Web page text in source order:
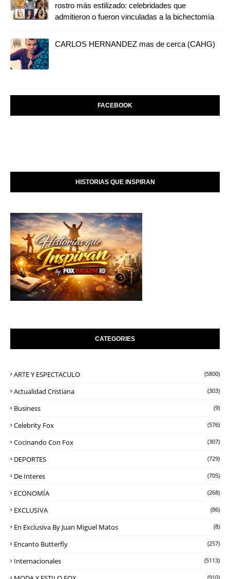
rostro más estilizado: celebridades que
admitieron o fueron vinculadas a la bichectomía
CARLOS HERNANDEZ mas de cerca (CAHG)
FACEBOOK
HISTORIAS QUE INSPIRAN
CATEGORIES
ARTE Y ESPECTACULO (5800)
Actualidad Cristiana (303)
Business (9)
Celebrity Fox (576)
Cocinando Con Fox (307)
DEPORTES (729)
De Interes (705)
ECONOMÍA (268)
EXCLUSIVA (86)
En Exclusiva By Juan Miguel Matos (8)
Encanto Butterfly (257)
Internacionales (5113)
(910)